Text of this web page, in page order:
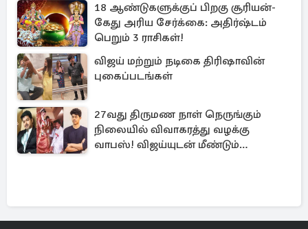
18 ஆண்டுகளுக்குப் பிறகு சூரியன்-
கேது அரிய சேர்க்கை: அதிர்ஷ்டம்
பெறும் 3 ராசிகள்!
விஜய் மற்றும் நடிகை திரிஷாவின்
புகைப்படங்கள்
27வது திருமண நாள் நெருங்கும்
நிலையில் விவாகரத்து வழக்கு
வாபஸ்! விஜய்யுடன் மீண்டும்